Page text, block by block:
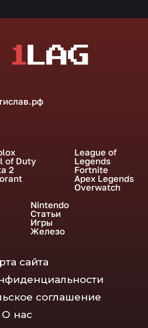
of Duty
2
League of
Legends
Fortnite
Apex Legends
Overwatch
Nintendo
Статьи
Игры
Железо
сайта
соглашение
О нас